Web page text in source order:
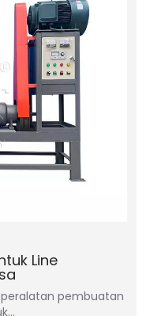
Line
pembuatan